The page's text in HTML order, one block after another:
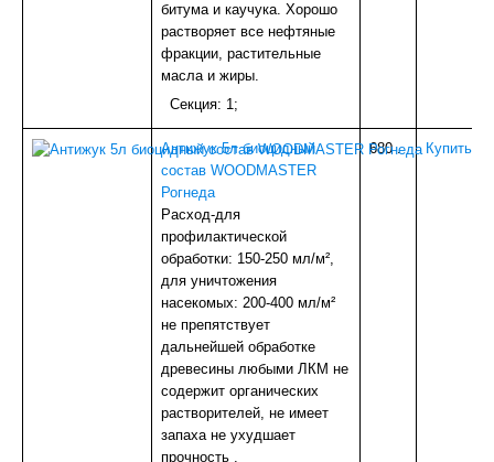
битума и каучука. Хорошо
растворяет все нефтяные
фракции, растительные
масла и жиры.
Секция: 1;
Антижук 5л биоцидный
состав WOODMASTER
Рогнеда
Расход-для
профилактической
обработки: 150-250 мл/м²,
для уничтожения
насекомых: 200-400 мл/м²
не препятствует
дальнейшей обработке
древесины любыми ЛКМ не
содержит органических
растворителей, не имеет
запаха не ухудшает
прочность .
680 . Купить